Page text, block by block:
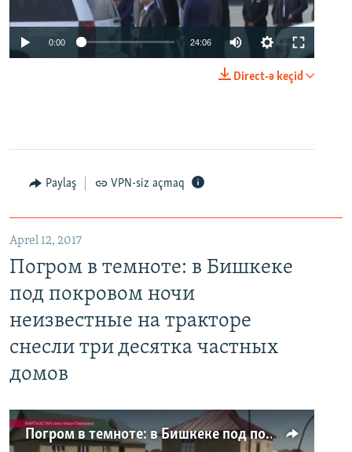
0:00 24:06
Direct-ə keçid
Paylaş VPN-siz açmaq
Aprel 12, 2017
Погром в темноте: в Бишкеке
под покровом ночи
неизвестные на тракторе
снесли три десятка частных
домов
Погром в темноте: в Бишкеке под покровом ночи неизвестные на тракторе снесли три десятка частных домов